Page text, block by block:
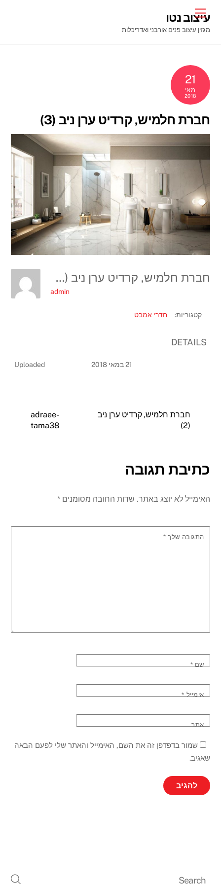
content
Menu
עיצוב נטו
מגזין עיצוב פנים אורבני ואדריכלות
21
מאי
2018
חברת חלמיש, קרדיט ערן ניב (3)
חברת חלמיש, קרדיט ערן ניב (3)
admin
קטגוריות: חדרי אמבט
DETAILS
Uploaded 21 במאי 2018
חברת חלמיש, קרדיט ערן ניב
(2)
adraee-
tama38
כתיבת תגובה
האימייל לא יוצג באתר. שדות החובה מסומנים*
התגובה שלך *
שם*
אימייל*
אתר
שמור בדפדפן זה את השם, האימייל והאתר שלי לפעם הבאה
שאגיב.